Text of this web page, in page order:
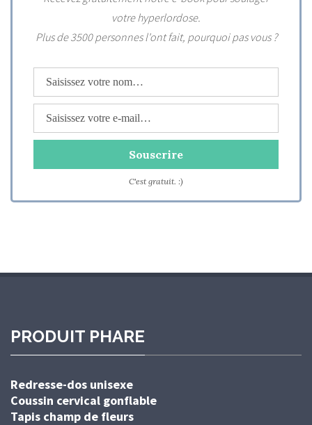
votre hyperlordose.
Plus de 3500 personnes l'ont fait, pourquoi pas vous ?
C'est gratuit. :)
PRODUIT PHARE
Redresse-dos unisexe
Coussin cervical gonflable
Tapis champ de fleurs